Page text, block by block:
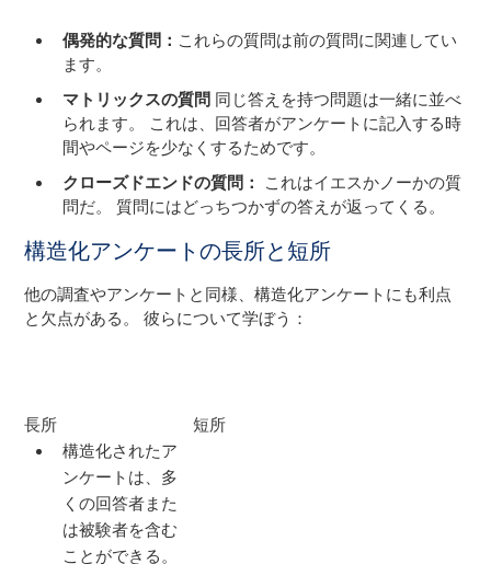
偶発的な質問： これらの質問は前の質問に関連してい
ます。
マトリックスの質問 同じ答えを持つ問題は一緒に並べ
られます。 これは、回答者がアンケートに記入する時
間やページを少なくするためです。
クローズドエンドの質問：
これはイエスかノーかの質
問だ。 質問にはどっちつかずの答えが返ってくる。
構造化アンケートの長所と短所
他の調査やアンケートと同様、構造化アンケートにも利点
と欠点がある。 彼らについて学ぼう：
長所
短所
構造化されたア
ンケートは、多
くの回答者また
は被験者を含む
ことができる。